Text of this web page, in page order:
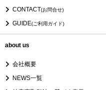
CONTACT(お問合せ)
GUIDE(ご利用ガイド)
about us
会社概要
NEWS一覧